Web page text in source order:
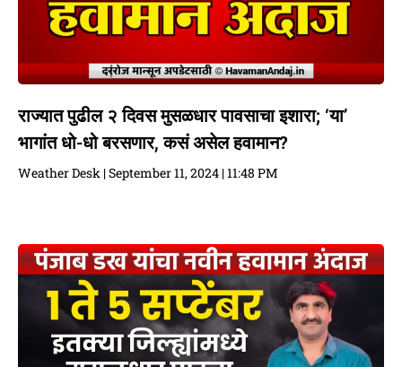
राज्यात पुढील २ दिवस मुसळधार पावसाचा इशारा; ‘या’
भागांत धो-धो बरसणार, कसं असेल हवामान?
Weather Desk September 11, 2024 11:48 PM